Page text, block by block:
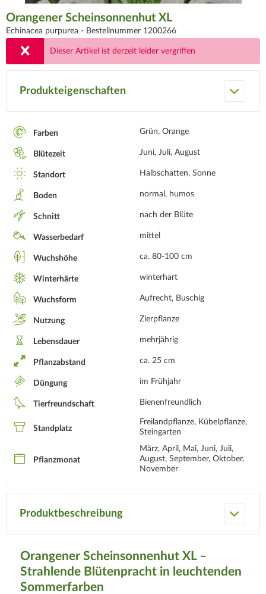
Orangener Scheinsonnenhut XL
Echinacea purpurea - Bestellnummer 1200266
Dieser Artikel ist derzeit leider vergriffen
Produkteigenschaften
Farben Grün, Orange
Blütezeit Juni, Juli, August
Standort Halbschatten, Sonne
Boden normal, humos
Schnitt nach der Blüte
Wasserbedarf mittel
Wuchshöhe ca. 80-100 cm
Winterhärte winterhart
Wuchsform Aufrecht, Buschig
Nutzung Zierpflanze
Lebensdauer mehrjährig
Pflanzabstand ca. 25 cm
Düngung im Frühjahr
Tierfreundschaft Bienenfreundlich
Standplatz
Freilandpflanze, Kübelpflanze,
Steingarten
Pflanzmonat
März, April, Mai, Juni, Juli,
August, September, Oktober,
November
Produktbeschreibung
Orangener Scheinsonnenhut XL –
Strahlende Blütenpracht in leuchtenden
Sommerfarben